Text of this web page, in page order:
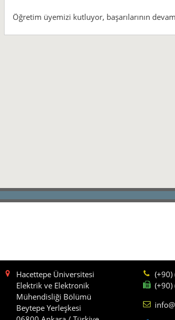
Öğretim üyemizi kutluyor, başarılarının
Hacettepe Üniversitesi
Elektrik ve Elektronik
Mühendisliği Bölümü
Beytepe Yerleşkesi